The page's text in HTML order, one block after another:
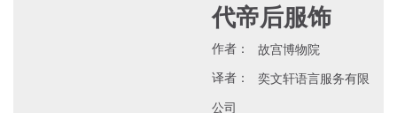
代帝后服饰
作者： 故宫博物院
译者： 奕文轩语言服务有限
公司